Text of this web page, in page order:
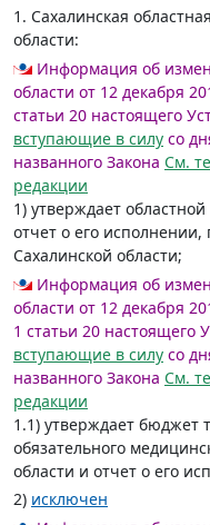
1. Сахалинская
области:
Информация об
области от 12 декабря
статьи 20 настоящего
вступающие в силу со
названного Закона См.
редакции
1) утверждает
отчет о его
Сахалинской области;
Информация об
области от 12 декабря
1 статьи 20 настоящего
вступающие в силу со
названного Закона См.
редакции
1.1) утверждает бюджет
обязательного
области и отчет о его
2) исключен